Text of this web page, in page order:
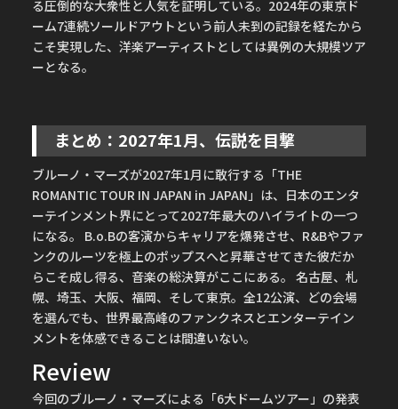
る圧倒的な大衆性と人気を証明している。2024年の東京ド
ーム7連続ソールドアウトという前人未到の記録を経たから
こそ実現した、洋楽アーティストとしては異例の大規模ツア
ーとなる。
まとめ：2027年1月、伝説を目撃
ブルーノ・マーズが2027年1月に敢行する「THE
ROMANTIC TOUR IN JAPAN in JAPAN」は、日本のエンタ
ーテインメント界にとって2027年最大のハイライトの一つ
になる。 B.o.Bの客演からキャリアを爆発させ、R&Bやファ
ンクのルーツを極上のポップスへと昇華させてきた彼だか
らこそ成し得る、音楽の総決算がここにある。 名古屋、札
幌、埼玉、大阪、福岡、そして東京。全12公演、どの会場
を選んでも、世界最高峰のファンクネスとエンターテイン
メントを体感できることは間違いない。
Review
今回のブルーノ・マーズによる「6大ドームツアー」の発表